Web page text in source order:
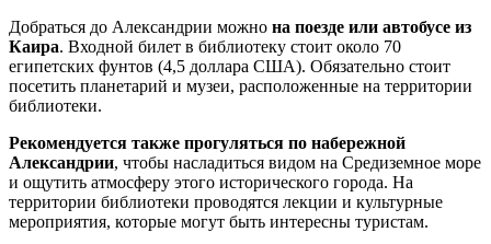
Добраться до Александрии можно на поезде или автобусе из
Каира. Входной билет в библиотеку стоит около 70
египетских фунтов (4,5 доллара США). Обязательно стоит
посетить планетарий и музеи, расположенные на территории
библиотеки.
Рекомендуется также прогуляться по набережной
Александрии, чтобы насладиться видом на Средиземное море
и ощутить атмосферу этого исторического города. На
территории библиотеки проводятся лекции и культурные
мероприятия, которые могут быть интересны туристам.